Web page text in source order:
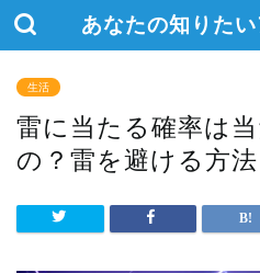
あなたの知りた
生活
雷に当たる確率は
の？雷を避ける方